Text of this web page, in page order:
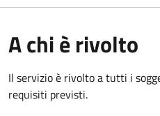
A chi è rivolto
Il servizio è rivolto a tutti i
requisiti previsti.